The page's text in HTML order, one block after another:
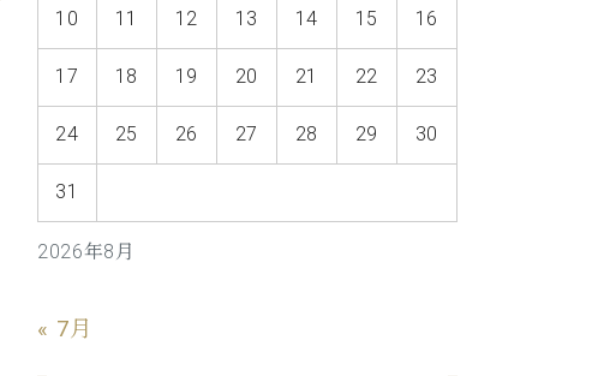
2026年8月
10 11 12 13 14 15 16
17 18 19 20 21 22 23
24 25 26 27 28 29 30
31
« 7月